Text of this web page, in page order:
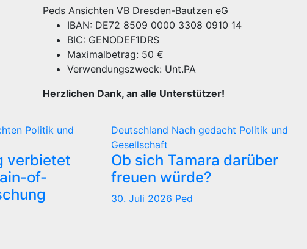
Peds Ansichten VB Dresden-Bautzen eG
IBAN: DE72 8509 0000 3308 0910 14
BIC: GENODEF1DRS
Maximalbetrag: 50 €
Verwendungszweck: Unt.PA
Herzlichen Dank, an alle Unterstützer!
Politik und
verbietet
of-
Deutschland Nach gedacht Politik und
Gesellschaft
Ob sich Tamara darüber
freuen würde?
30. Juli 2026 Ped